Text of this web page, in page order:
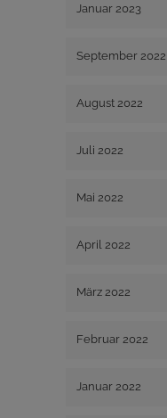
Januar 2023
September 2022
August 2022
Juli 2022
Mai 2022
April 2022
März 2022
Februar 2022
Januar 2022